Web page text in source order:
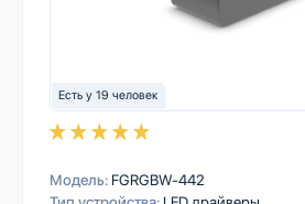
Есть у 19 человек
Модель: FGRGBW-442